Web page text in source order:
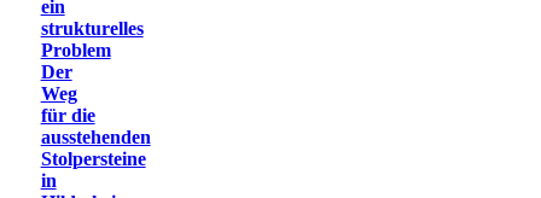
ein
strukturelles
Problem
Der
Weg
für die
ausstehenden
Stolpersteine
in